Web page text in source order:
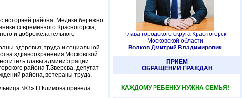
историей района. Медики бережно
современного Красногорска,
и доброжелательного
здоровья, труда и социальной
здравоохранения Московской
главы администрации
района Т.Зверева, депутат
района, ветераны труда,
№3» Н.Климова привела
Глава городского округа Красногорск
Московской области
Волков Дмитрий Владимирович
ПРИЕМ
ОБРАЩЕНИЙ ГРАЖДАН
КАЖДОМУ РЕБЕНКУ НУЖНА СЕМЬЯ!